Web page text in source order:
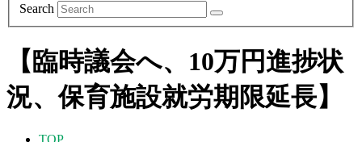
Search
【臨時議会へ、10万円進捗状
況、保育施設就労期限延長】